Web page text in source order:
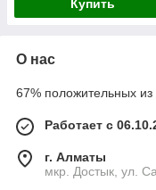
Купить
О нас
67% положительных из
Работает с
г. Алматы
мкр. Достык, ул.